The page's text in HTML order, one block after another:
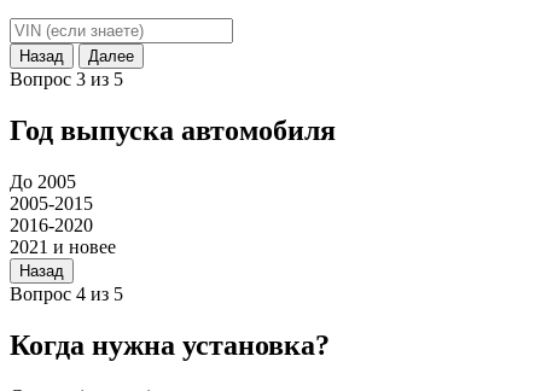
Назад Далее
Вопрос 3 из 5
Год выпуска автомобиля
До 2005
2005-2015
2016-2020
2021 и новее
Назад
Вопрос 4 из 5
Когда нужна установка?